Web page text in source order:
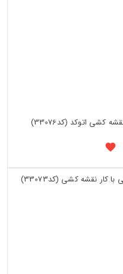
کشی اتوکد (کد33076)